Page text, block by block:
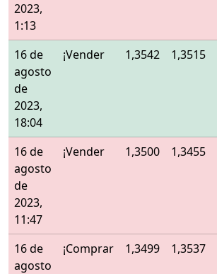
2023,
1:13
16 de
agosto
de
2023,
18:04
¡Vender 1,3542 1,3515
16 de
agosto
de
2023,
11:47
¡Vender 1,3500 1,3455
16 de
agosto
¡Comprar 1,3499 1,3537